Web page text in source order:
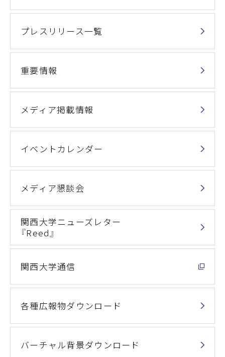
プレスリリース一覧
重要情報
メディア掲載情報
イベントカレンダー
メディア懇談会
関西大学ニューズレター
『Reed』
関西大学通信
各種広報物ダウンロード
バーチャル背景ダウンロード